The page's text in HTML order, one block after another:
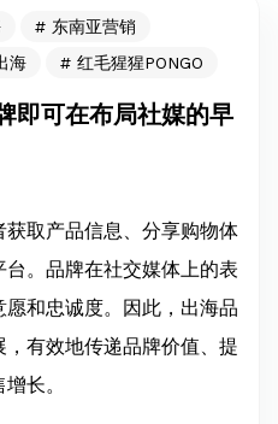
东南亚营销
海 红毛猩猩PONGO
即可在布局社媒的早
取产品信息、分享购物体
。品牌在社交媒体上的表
和忠诚度。因此，出海品
有效地传递品牌价值、提
长。